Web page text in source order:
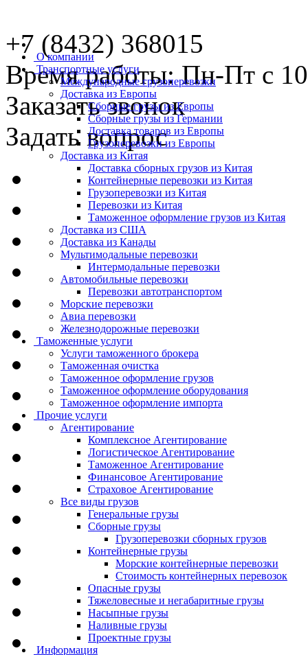
О компании
Транспортные услуги
Международные грузоперевозки
Доставка из Европы
Сборные грузы из Европы
Сборные грузы из Германии
Доставка товаров из Европы
Грузоперевозки из Европы
Доставка из Китая
Доставка сборных грузов из Китая
Контейнерные перевозки из Китая
Грузоперевозки из Китая
Перевозки из Китая
Таможенное оформление грузов из Китая
Доставка из США
Доставка из Канады
Мультимодальные перевозки
Интермодальные перевозки
Автомобильные перевозки
Перевозки автотранспортом
Морские перевозки
Авиа перевозки
Железнодорожные перевозки
Таможенные услуги
Услуги таможенного брокера
Таможенная очистка
Таможенное оформление грузов
Таможенное оформление оборудования
Таможенное оформление импорта
Прочие услуги
Агентирование
Комплексное Агентирование
Логистическое Агентирование
Таможенное Агентирование
Финансовое Агентирование
Страховое Агентирование
Все виды грузов
Генеральные грузы
Сборные грузы
Грузоперевозки сборных грузов
Контейнерные грузы
Морские контейнерные перевозки
Стоимость контейнерных перевозок
Опасные грузы
Тяжеловесные и негабаритные грузы
Насыпные грузы
Наливные грузы
Проектные грузы
Информация
+7 (8432) 368015
Время работы: Пн-Пт с
Заказать звонок
Задать вопрос